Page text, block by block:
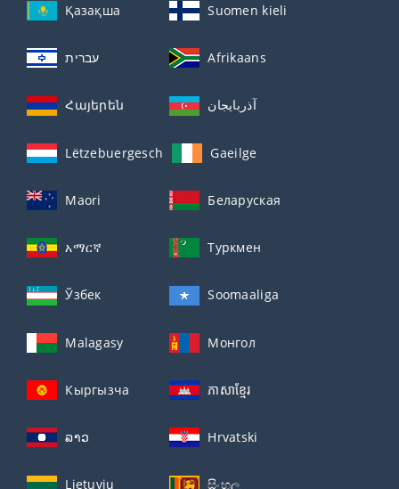
Қазақша Suomen kieli
עברית Afrikaans
Հայերեն آذربايجان
Lëtzebuergesch Gaeilge
Maori Беларуская
አማርኛ Туркмен
Ўзбек Soomaaliga
Malagasy Монгол
Кыргызча ភាសាខ្មែរ
ລາວ Hrvatski
Lietuvių සිංහල